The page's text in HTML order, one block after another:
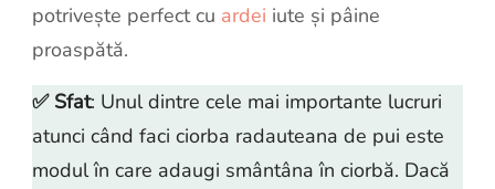
potrivește perfect cu ardei iute și pâine
proaspătă.
✅ Sfat: Unul dintre cele mai importante lucruri
atunci când faci ciorba radauteana de pui este
modul în care adaugi smântâna în ciorbă. Dacă